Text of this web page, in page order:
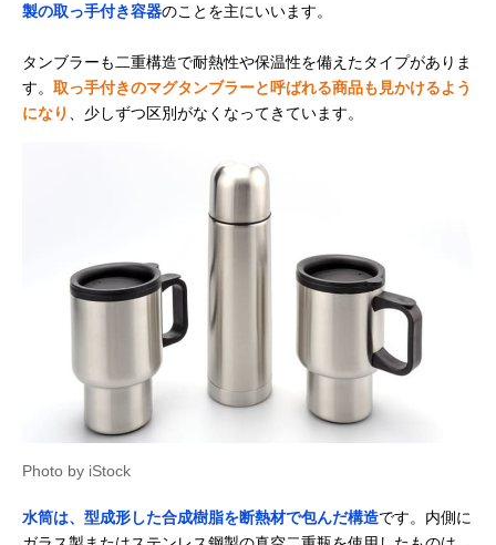
製の取っ手付き容器のことを主にいいます。
タンブラーも二重構造で耐熱性や保温性を備えたタイプがありま
す。 取っ手付きのマグタンブラーと呼ばれる商品も見かけるよう
になり
、少しずつ区別がなくなってきています。
Photo by iStock
水筒は、型成形した合成樹脂を断熱材で包んだ構造です。内側に